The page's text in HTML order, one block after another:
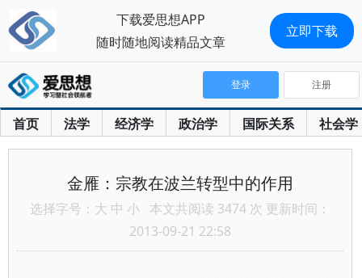
首页 法学 经济学 政治学 国际关系 社会学
登录 注册
金雁：宗教在波兰转型中的作用
选择字号： 大 中 小 本文共阅读 3474 次 更新时间：
2013-09-21 22:58
下载爱思想APP
随时随地阅读精品文章
立即下载